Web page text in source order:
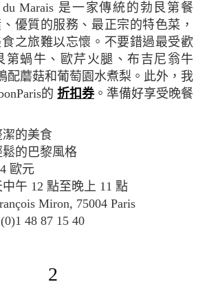
優質的服務、最正宗的特色菜，
之旅難以忘懷。不要錯過最受歡
第蝸牛、歐芹火腿、布吉尼翁牛
配蘑菇和葡萄園水煮梨。此外，我
的 折扣券。準備好享受晚餐
的美食
鬆的巴黎風格
歐元
中午 12 點至晚上 11 點
Miron, 75004 Paris
(0)1 48 87 15 40
2